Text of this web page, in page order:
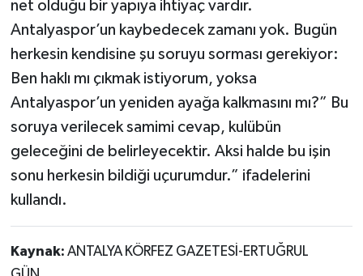
net olduğu bir yapıya ihtiyaç vardır.
Antalyaspor’un kaybedecek zamanı yok. Bugün
herkesin kendisine şu soruyu sorması gerekiyor:
Ben haklı mı çıkmak istiyorum, yoksa
Antalyaspor’un yeniden ayağa kalkmasını mı?” Bu
soruya verilecek samimi cevap, kulübün
geleceğini de belirleyecektir. Aksi halde bu işin
sonu herkesin bildiği uçurumdur.” ifadelerini
kullandı.
Kaynak: ANTALYA KÖRFEZ GAZETESİ-ERTUĞRUL